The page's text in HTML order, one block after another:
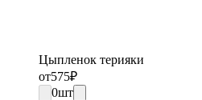
Цыпленок терияки
от575₽
0шт